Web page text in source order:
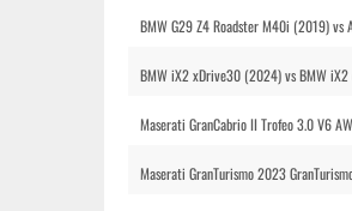
BMW G29 Z4 Roadster M40i (2019)
BMW iX2 xDrive30 (2024) vs BMW
Maserati GranCabrio II Trofeo 3.0 V6
Maserati GranTurismo 2023